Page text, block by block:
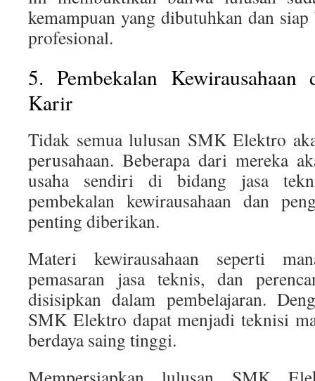
kemampuan yang dibutuhkan dan
profesional.
5. Pembekalan Kewirausahaan
Karir
Tidak semua lulusan SMK Elektro
perusahaan. Beberapa dari mereka
usaha sendiri di bidang jasa
pembekalan kewirausahaan dan
penting diberikan.
Materi kewirausahaan seperti
pemasaran jasa teknis, dan
disisipkan dalam pembelajaran.
SMK Elektro dapat menjadi teknisi
berdaya saing tinggi.